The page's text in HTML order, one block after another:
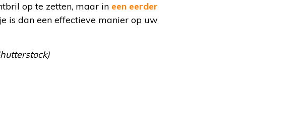
op te zetten, maar in een eerder
is dan een effectieve manier op uw